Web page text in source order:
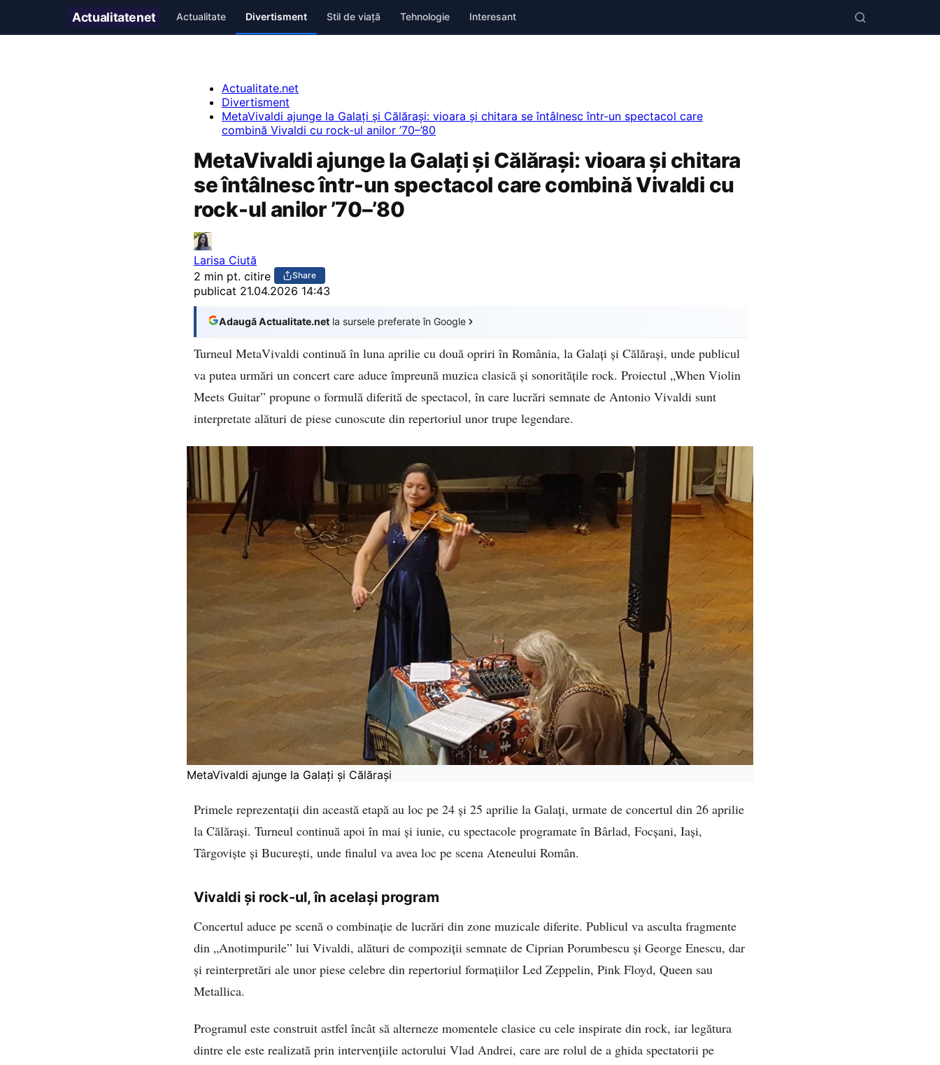
Actualitatenet Actualitate Divertisment Stil de viață Tehnologie Interesant
Actualitate.net
Divertisment
MetaVivaldi ajunge la Galați și Călărași: vioara și chitara se întâlnesc într-un spectacol care
combină Vivaldi cu rock-ul anilor ’70–’80
MetaVivaldi ajunge la Galați și Călărași: vioara și chitara
se întâlnesc într-un spectacol care combină Vivaldi cu
rock-ul anilor ’70–’80
Larisa Ciută
2 min pt. citire
Share
publicat 21.04.2026 14:43
Adaugă Actualitate.net la sursele preferate în Google
Turneul MetaVivaldi continuă în luna aprilie cu două opriri în România, la Galați și Călărași, unde publicul
va putea urmări un concert care aduce împreună muzica clasică și sonoritățile rock. Proiectul „When Violin
Meets Guitar” propune o formulă diferită de spectacol, în care lucrări semnate de Antonio Vivaldi sunt
interpretate alături de piese cunoscute din repertoriul unor trupe legendare.
MetaVivaldi ajunge la Galați și Călărași
Primele reprezentații din această etapă au loc pe 24 și 25 aprilie la Galați, urmate de concertul din 26 aprilie
la Călărași. Turneul continuă apoi în mai și iunie, cu spectacole programate în Bârlad, Focșani, Iași,
Târgoviște și București, unde finalul va avea loc pe scena Ateneului Român.
Vivaldi și rock-ul, în același program
Concertul aduce pe scenă o combinație de lucrări din zone muzicale diferite. Publicul va asculta fragmente
din „Anotimpurile” lui Vivaldi, alături de compoziții semnate de Ciprian Porumbescu și George Enescu, dar
și reinterpretări ale unor piese celebre din repertoriul formațiilor Led Zeppelin, Pink Floyd, Queen sau
Metallica.
Programul este construit astfel încât să alterneze momentele clasice cu cele inspirate din rock, iar legătura
dintre ele este realizată prin intervențiile actorului Vlad Andrei, care are rolul de a ghida spectatorii pe